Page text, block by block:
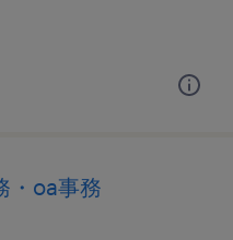
・oa事務